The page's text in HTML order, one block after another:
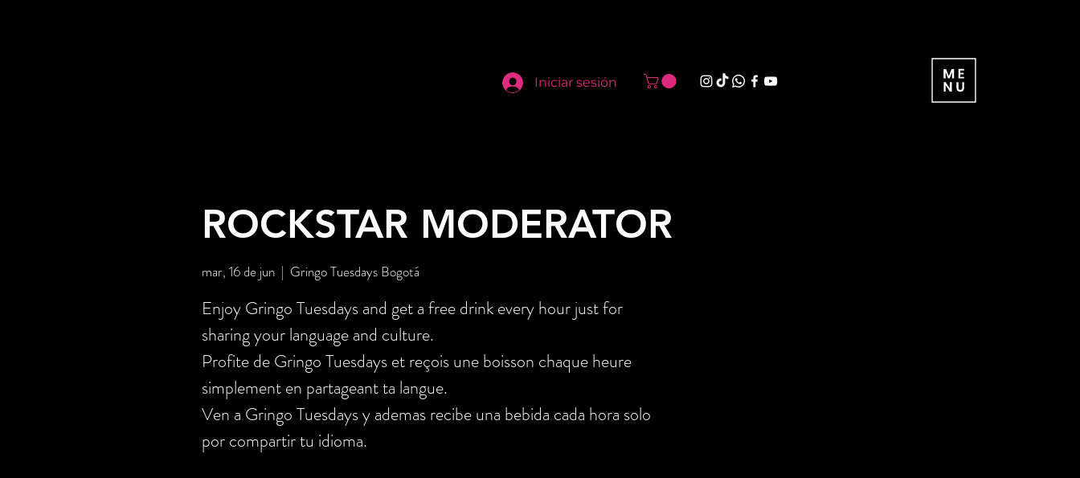
Iniciar sesión
ROCKSTAR MODERATOR
mar, 16 de jun
  |
Gringo Tuesdays Bogotá
Enjoy Gringo Tuesdays and get a free drink every hour just for
sharing your language and culture.
Profite de Gringo Tuesdays et reçois une boisson chaque heure
simplement en partageant ta langue.
Ven a Gringo Tuesdays y ademas recibe una bebida cada hora solo
por compartir tu idioma.